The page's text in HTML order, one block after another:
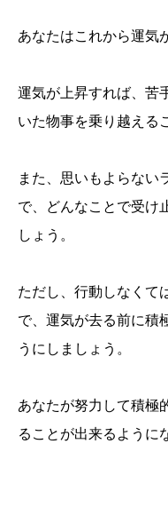
あなたはこれから運気
運気が上昇すれば、苦
いた物事を乗り越える
また、思いもよらない
で、どんなことで受け
しょう。
ただし、行動しなくて
で、運気が去る前に積
うにしましょう。
あなたが努力して積極
ることが出来るように